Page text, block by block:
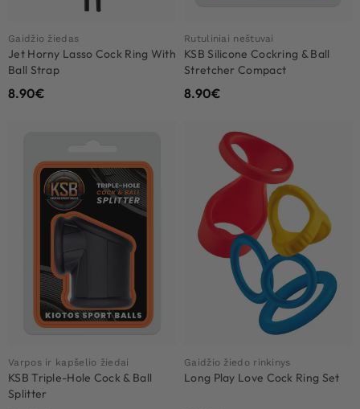
Gaidžio žiedas
Jet Horny Lasso Cock Ring With
Ball Strap
8.90€
Rutuliniai neštuvai
KSB Silicone Cockring & Ball
Stretcher Compact
8.90€
Varpos ir kapšelio žiedai
KSB Triple-Hole Cock & Ball
Splitter
Gaidžio žiedo rinkinys
Long Play Love Cock Ring Set